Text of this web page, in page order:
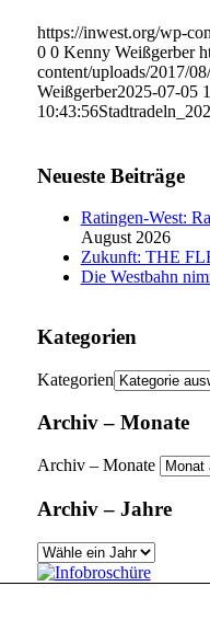
https://inwest.org/wp-
0 0 Kenny Weißgerber
content/uploads/2017/
Weißgerber2025-07-05
10:43:56
Neueste Beiträge
Ratingen-West:
August 2026
Zukunft: THE
Die Westbahn
Kategorien
Kategorien
Archiv – Monate
Archiv – Monate
Archiv – Jahre